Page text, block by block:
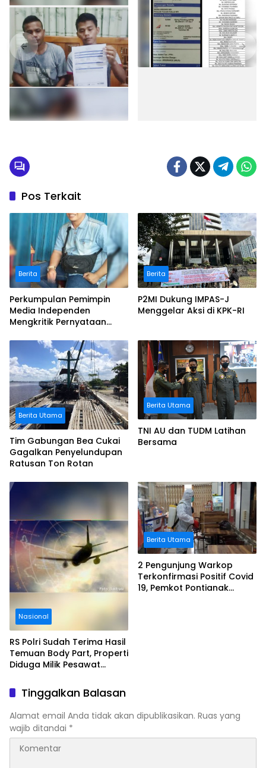
Pos Terkait
Berita
Perkumpulan Pemimpin
Media Independen
Mengkritik Pernyataan
Berita
P2MI Dukung IMPAS-J
Menggelar Aksi di KPK-RI
Berita Utama
Tim Gabungan Bea Cukai
Gagalkan Penyelundupan
Ratusan Ton Rotan
Berita Utama
TNI AU dan TUDM Latihan
Bersama
Nasional
RS Polri Sudah Terima Hasil
Temuan Body Part, Properti
Diduga Milik Pesawat
Hilang Kontak
Berita Utama
2 Pengunjung Warkop
Terkonfirmasi Positif Covid
19, Pemkot Pontianak
Tinggalkan Balasan
Alamat email Anda tidak akan dipublikasikan. Ruas yang
wajib ditandai *